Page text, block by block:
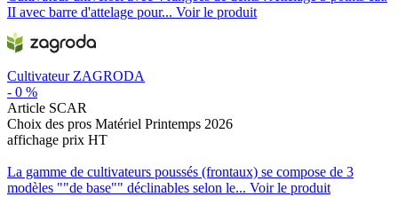
II avec barre d'attelage pour... Voir le produit
Cultivateur ZAGRODA
- 0 %
Article SCAR
Choix des pros Matériel Printemps 2026
affichage prix HT
La gamme de cultivateurs poussés (frontaux) se compose de 3
modèles ""de base"" déclinables selon le... Voir le produit